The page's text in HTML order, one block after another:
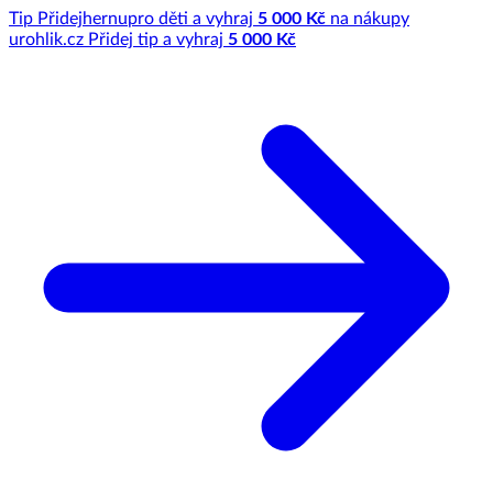
Tip Přidejhernupro děti a vyhraj 5 000 Kč na nákupy
urohlik.cz Přidej tip a vyhraj 5 000 Kč